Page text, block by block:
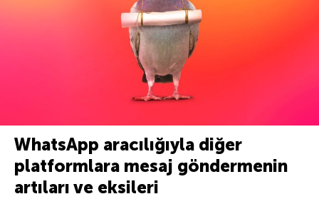
WhatsApp aracılığıyla diğer
platformlara mesaj göndermenin
artıları ve eksileri